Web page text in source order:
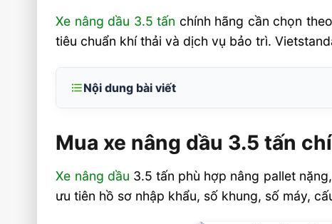
Xe nâng dầu 3.5 tấn chính hãng cần chọn
tiêu chuẩn khí thải và dịch vụ bảo trì.
Nội dung bài viết
Tiêu chí xác định đơn vị bán xe nâng
Vì sao xe nâng dầu 3.5 tấn phù hợp nhiều
Mua xe nâng dầu 3.5 tấn
Xe nâng dầu 3.5 tấn phù hợp nâng pallet
ưu tiên hồ sơ nhập khẩu, số khung, số máy,